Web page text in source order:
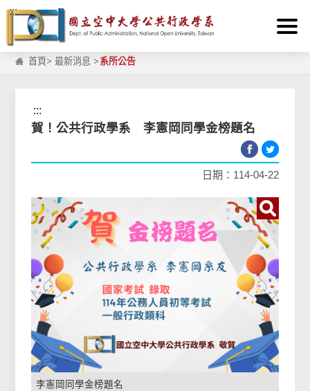
跳到主要內容區塊
:::
首頁>最新消息 > 系所公告
:::
賀！公共行政學系 李憲岡同學金榜題名
日期：114-04-22
李憲岡同學金榜題名